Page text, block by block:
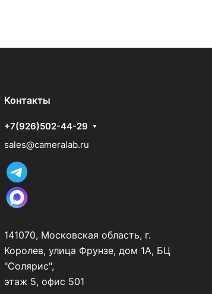
Контакты
+7(926)502-44-29
sales@cameralab.ru
141070, Московская область, г.
Королев, улица Фрунзе, дом 1А, БЦ
"Солярис",
этаж 5, офис 501